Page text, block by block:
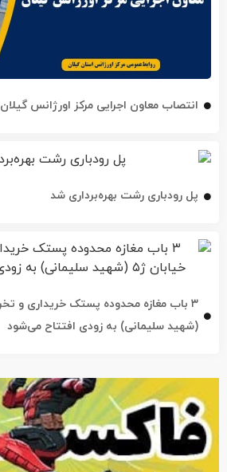
انتصاب معاون اجرایی مرکز اورژانس گیلان
پل رودباری رشت بهره‌برداری شد
(شهید سلیمانی) به زودی افتتاح می‌شود